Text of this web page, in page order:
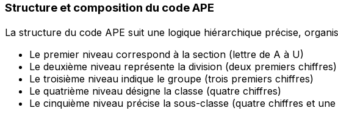
Structure et composition du code APE
La structure du code APE suit une logique hiérarchique précise,
Le premier niveau correspond à la section (lettre de A à U)
Le deuxième niveau représente la division (deux premiers chiffres)
Le troisième niveau indique le groupe (trois premiers chiffres)
Le quatrième niveau désigne la classe (quatre chiffres)
Le cinquième niveau précise la sous-classe (quatre chiffres et